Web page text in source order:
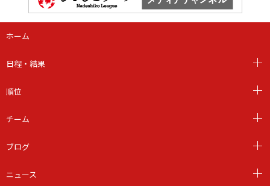
ホーム
日程・結果
順位
チーム
ブログ
ニュース